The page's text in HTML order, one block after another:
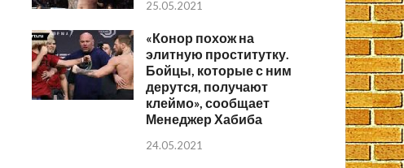
25.05.2021
«Конор похож на
элитную проститутку.
Бойцы, которые с ним
дерутся, получают
клеймо», сообщает
Менеджер Хабиба
24.05.2021